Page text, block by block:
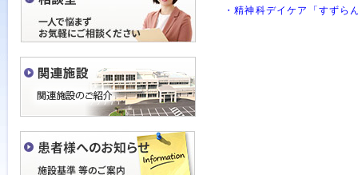
・精神科デイケア「すずら